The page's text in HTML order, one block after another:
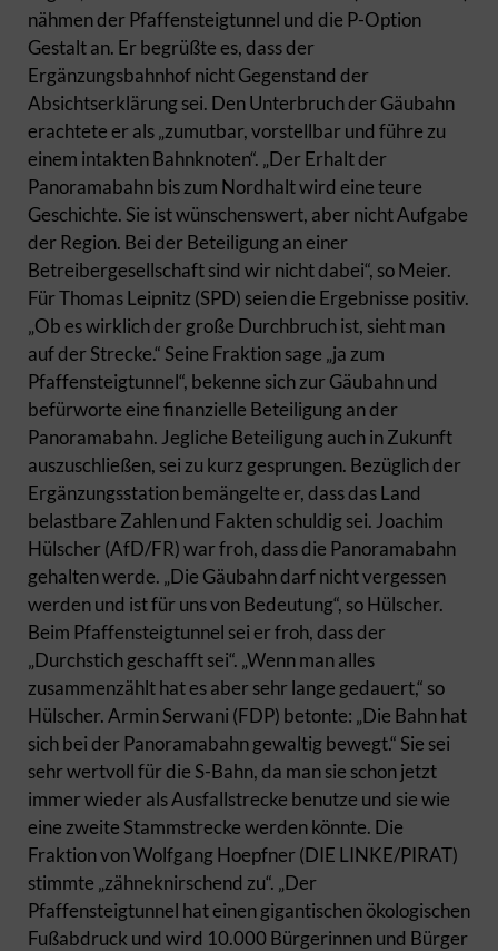
nähmen der Pfaffensteigtunnel und die P-Option
Gestalt an. Er begrüßte es, dass der
Ergänzungsbahnhof nicht Gegenstand der
Absichtserklärung sei. Den Unterbruch der Gäubahn
erachtete er als „zumutbar, vorstellbar und führe zu
einem intakten Bahnknoten“. „Der Erhalt der
Panoramabahn bis zum Nordhalt wird eine teure
Geschichte. Sie ist wünschenswert, aber nicht Aufgabe
der Region. Bei der Beteiligung an einer
Betreibergesellschaft sind wir nicht dabei“, so Meier.
Für Thomas Leipnitz (SPD) seien die Ergebnisse positiv.
„Ob es wirklich der große Durchbruch ist, sieht man
auf der Strecke.“ Seine Fraktion sage „ja zum
Pfaffensteigtunnel“, bekenne sich zur Gäubahn und
befürworte eine finanzielle Beteiligung an der
Panoramabahn. Jegliche Beteiligung auch in Zukunft
auszuschließen, sei zu kurz gesprungen. Bezüglich der
Ergänzungsstation bemängelte er, dass das Land
belastbare Zahlen und Fakten schuldig sei. Joachim
Hülscher (AfD/FR) war froh, dass die Panoramabahn
gehalten werde. „Die Gäubahn darf nicht vergessen
werden und ist für uns von Bedeutung“, so Hülscher.
Beim Pfaffensteigtunnel sei er froh, dass der
„Durchstich geschafft sei“. „Wenn man alles
zusammenzählt hat es aber sehr lange gedauert,“ so
Hülscher. Armin Serwani (FDP) betonte: „Die Bahn hat
sich bei der Panoramabahn gewaltig bewegt.“ Sie sei
sehr wertvoll für die S-Bahn, da man sie schon jetzt
immer wieder als Ausfallstrecke benutze und sie wie
eine zweite Stammstrecke werden könnte. Die
Fraktion von Wolfgang Hoepfner (DIE LINKE/PIRAT)
stimmte „zähneknirschend zu“. „Der
Pfaffensteigtunnel hat einen gigantischen ökologischen
Fußabdruck und wird 10.000 Bürgerinnen und Bürger